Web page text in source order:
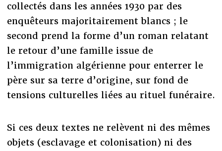
collectés dans les années 1930 par des
enquêteurs majoritairement blancs ; le
second prend la forme d’un roman relatant
le retour d’une famille issue de
l’immigration algérienne pour enterrer le
père sur sa terre d’origine, sur fond de
tensions culturelles liées au rituel funéraire.
Si ces deux textes ne relèvent ni des mêmes
objets (esclavage et colonisation) ni des